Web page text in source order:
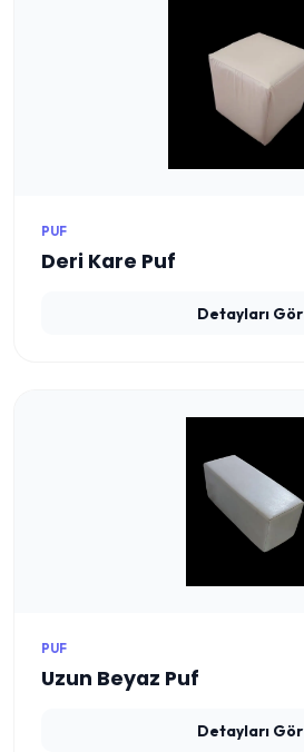
PUF
Deri Kare Puf
Detayları Gör
PUF
Uzun Beyaz Puf
Detayları Gör